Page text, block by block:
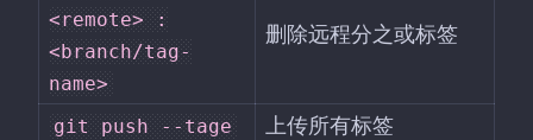
<remote> :
<branch/tag-
name>
删除远程分之或标签
git push --tage
上传所有标签